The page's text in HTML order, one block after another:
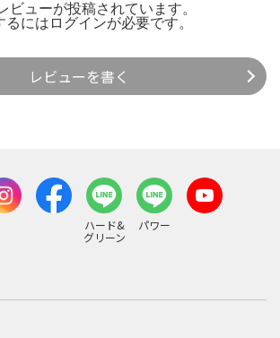
ビューが投稿されています。
るには ログインが必要です。
レビューを書く
ハード&
グリーン
パワー